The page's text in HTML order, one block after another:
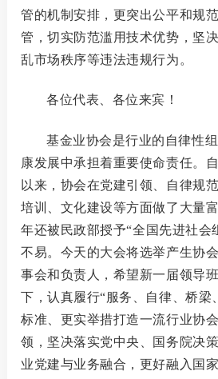
管的机制安排，更突出公平和规
管，切实防范滥用技术优势，坚
乱市场秩序等违法违规行为。
各位代表、各位来宾！
基金业协会是行业的自律性
康发展中承担着重要使命责任。
以来，协会在党建引领、自律规
培训、文化建设等方面做了大量
年还被民政部授予“全国先进社会
不易。今天的大会将选举产生协
事会和负责人，希望新一届领导
下，认真履行“服务、自律、桥梁
标准、更实举措打造一流行业协
领，坚决落实党中央、国务院决
业党建与业务融合，更好融入国